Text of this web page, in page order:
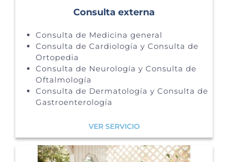
Consulta externa
Consulta de Medicina general
Consulta de Cardiología y Consulta de
Ortopedia
Consulta de Neurología y Consulta de
Oftalmología
Consulta de Dermatología y Consulta de
Gastroenterología
VER SERVICIO